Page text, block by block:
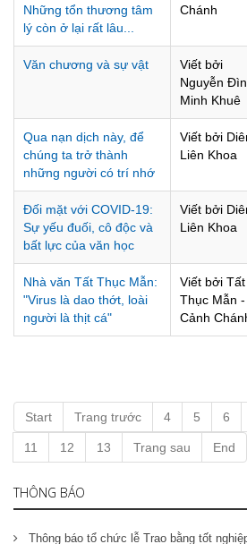
Những tổn thương tâm
lý còn ở lại rất lâu...
Chánh
Văn chương và sự vật
Viết bởi
Nguyễn
Minh Khuê
Qua nạn dịch này, để
chúng ta trở thành
những người có trí nhớ
Viết bởi
Liên Khoa
Đối mặt với COVID-19:
Sự yếu đuối, cô độc và
bất lực của văn học
Viết bởi
Liên Khoa
Nhà văn Tất Thục Mẫn:
"Virus là dao thớt, loài
người là thịt cá"
Viết bởi Tất
Thục Mẫn -
Cảnh
Start Trang trước 4 5 6
11 12 13 Trang sau End
THÔNG BÁO
Thông báo tổ chức lễ Trao bằng tốt